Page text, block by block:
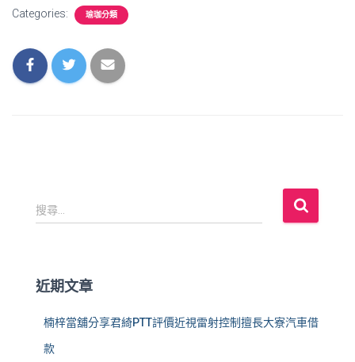
Categories: 瑜珈分類
搜
尋
:
搜尋...
近期文章
楠梓當舖分享君綺PTT評價近視雷射控制擅長大寮汽車借
款